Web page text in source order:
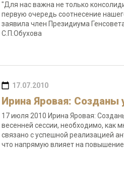
"Для нас важна не только
первую очередь соотнесение
заявила член Президиума
С.П.Обухова
17.07.2010
Ирина Яровая: Созданы
17 июля 2010 Ирина Яровая:
весенней сессии, необходимо, как
связано с успешной реализацией
что напрямую влияет на